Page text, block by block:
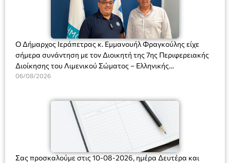
Ο Δήμαρχος Ιεράπετρας κ. Εμμανουήλ Φραγκούλης είχε
σήμερα συνάντηση με τον Διοικητή της 7ης Περιφερειακής
Διοίκησης του Λιμενικού Σώματος – Ελληνικής
Ακτοφυλακής (Λ.Σ.-ΕΛ.ΑΚΤ.), Αρχιπλοίαρχο Λ.Σ. κ. Ιωάννη
06/08/2026
Σας προσκαλούμε στις 10-08-2026, ημέρα Δευτέρα και